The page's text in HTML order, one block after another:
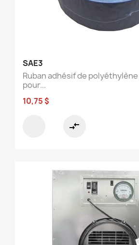
SAE3
Ruban adhésif de
pour...
10,75 $
compare_arrows